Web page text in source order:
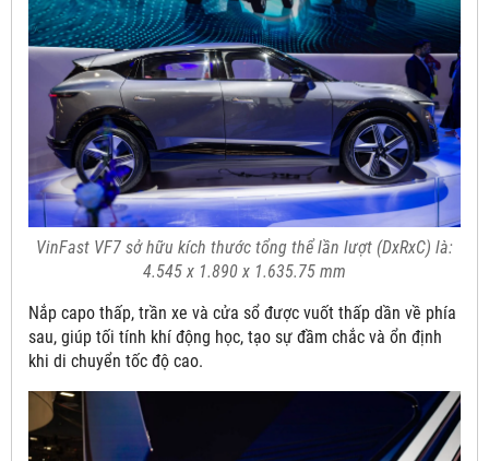
VinFast VF7 sở hữu kích thước tổng thể lần lượt (DxRxC) là:
4.545 x 1.890 x 1.635.75 mm
Nắp capo thấp, trần xe và cửa sổ được vuốt thấp dần về phía
sau, giúp tối tính khí động học, tạo sự đầm chắc và ổn định
khi di chuyển tốc độ cao.